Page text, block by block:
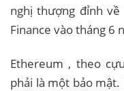
nghị thượng đỉnh
Finance vào tháng 6
Ethereum , theo
phải là một bảo